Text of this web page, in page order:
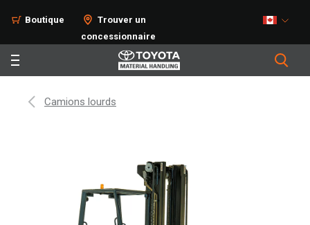
Boutique
Trouver un
concessionnaire
Camions lourds